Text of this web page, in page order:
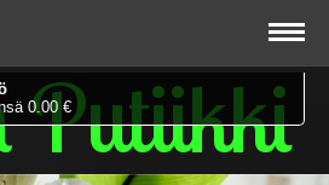
0.00 €
Putiikki